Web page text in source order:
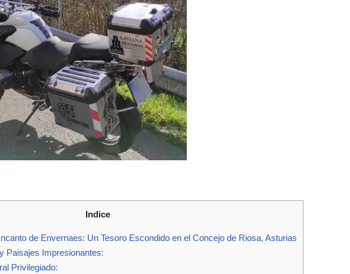
Indice
de Envernaes: Un Tesoro Escondido en el Concejo de Riosa, Asturias
Paisajes Impresionantes:
Privilegiado: